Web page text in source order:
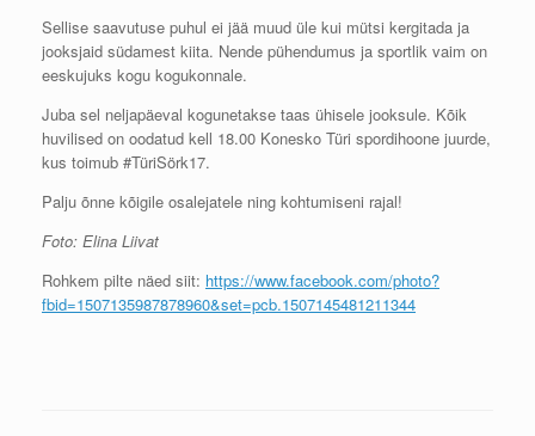
Sellise saavutuse puhul ei jää muud üle kui mütsi kergitada ja
jooksjaid südamest kiita. Nende pühendumus ja sportlik vaim on
eeskujuks kogu kogukonnale.
Juba sel neljapäeval kogunetakse taas ühisele jooksule. Kõik
huvilised on oodatud kell 18.00 Konesko Türi spordihoone juurde,
kus toimub #TüriSörk17.
Palju õnne kõigile osalejatele ning kohtumiseni rajal!
Foto: Elina Liivat
Rohkem pilte näed siit: https://www.facebook.com/photo?
fbid=1507135987878960&set=pcb.1507145481211344